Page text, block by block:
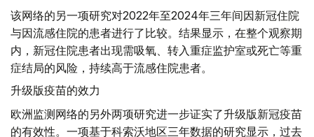
该网络的另一项研究对2022年至2024年三年间因新冠住院
与因流感住院的患者进行了比较。结果显示，在整个观察期
内，新冠住院患者出现需吸氧、转入重症监护室或死亡等重
症结局的风险，持续高于流感住院患者。
升级版疫苗的效力
欧洲监测网络的另外两项研究进一步证实了升级版新冠疫苗
的有效性。一项基于科索沃地区三年数据的研究显示，过去